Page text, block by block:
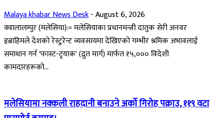
Malaya khabar News Desk-August 6, 2026
क्वालालम्पुर (मलेसिया):= मलेसियाका प्रधानमन्त्री दातुक सेरी अनवर
इब्राहिमले देशको रेस्टुरेन्ट व्यवसायमा देखिएको गम्भीर श्रमिक अभावलाई
समाधान गर्न 'फास्ट-ट्र्याक' (द्रुत मार्ग) मार्फत १५,००० विदेशी
कामदारहरूको...
मलेसियामा नक्कली राहदानी बनाउने अर्को गिरोह पक्राउ, ११९ वटा